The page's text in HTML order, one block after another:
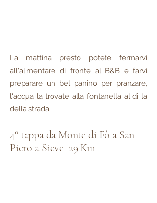
La mattina presto potete fermarvi
all'alimentare di fronte al B&B e farvi
preparare un bel panino per pranzare,
l'acqua la trovate alla fontanella al di la
della strada.
4° tappa da Monte di Fò a San
Piero a Sieve 29 Km